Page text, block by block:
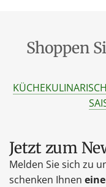
Shoppen
KÜCHE
Jetzt zum
Melden Sie sich zu
schenken Ihnen